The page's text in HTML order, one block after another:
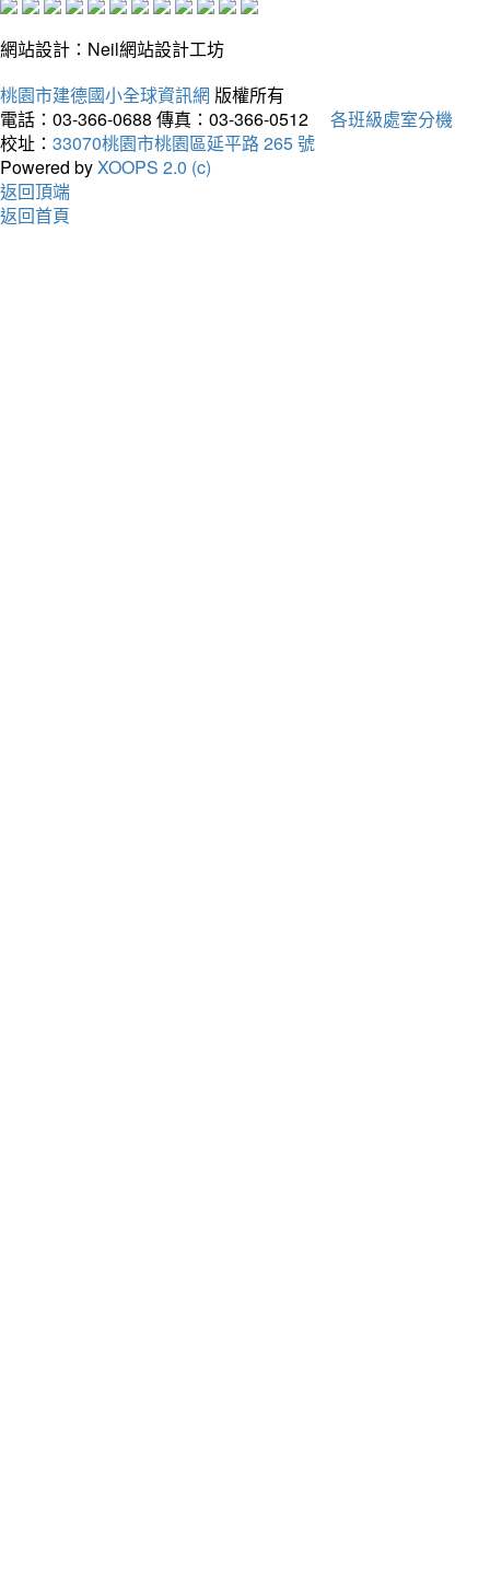
網站設計：Neil網站設計工坊
桃園市建德國小全球資訊網 版權所有
電話：03-366-0688 傳真：03-366-0512
各班級處室分機
校址： 33070桃園市桃園區延平路 265 號
Powered byXOOPS 2.0 (c)
返回頂端
返回首頁